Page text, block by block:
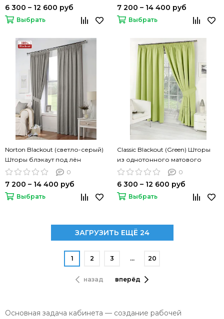
6 300 – 12 600 руб
Выбрать
7 200 – 14 400 руб
Выбрать
Norton Blackout (светло-серый)
Шторы блэкаут под лён
0
7 200 – 14 400 руб
Выбрать
Classic Blackout (Green) Шторы
из однотонного матового
блэкаута
0
6 300 – 12 600 руб
Выбрать
ЗАГРУЗИТЬ ЕЩЁ 24
назад
1 2 3 … 20
вперёд
Основная задача кабинета — создание рабочей